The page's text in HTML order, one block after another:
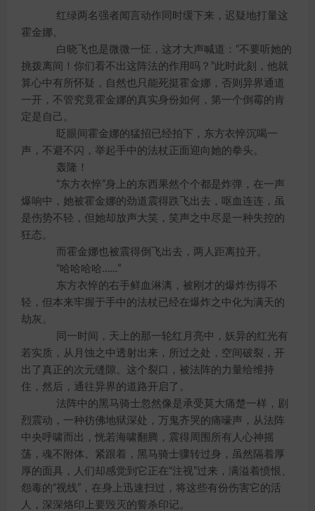
红绿两名强者闻言动作同时缓下来，迟疑地打量这
霍金娜。
白晓飞也是微微一怔，这才大声喊道：“不要听她的
挑拨离间！你们看不出这阵法的作用吗？”此时此刻，他就
算心中有所怀疑，自然也只能死挺霍金娜，否则异界通道
一开，不管究竟霍金娜的真实身份如何，第一个倒霉的肯
定是自己。
眨眼间霍金娜的猛招已经拍下，东方衣悴沉喝一
声，不避不闪，举起手中的法杖正面迎向她的拳头。
轰隆！
“东方衣悴”身上的东西果然个个都是炸弹，在一声
爆响中，她被霍金娜的劲道震得跌飞出去，呕血连连，虽
是伤势不轻，但她却放声大笑，笑声之中尽是一种失控的
狂态。
而霍金娜也被震得倒飞出去，两人距离拉开。
“哈哈哈哈……”
东方衣悴的右手鲜血淋漓，被刚才的爆炸伤得不
轻，但本来牢握于手中的法杖已经在爆炸之中化为满天的
劫灰。
同一时间，天上的那一轮红月亮中，妖异的红光有
若实质，从月蚀之中透射出来，所过之处，空间破裂，开
出了真正的次元缝隙。这个裂口，被法阵的力量给维持
住，然后，通往异界的道路开启了。
法阵中的黑马骑士忽然像是承受莫大痛楚一样，剧
烈震动，一种彷佛地狱深处，万鬼齐哭的痛嚎声，从法阵
中央呼啸而出，恍若海啸翻腾，震得周围所有人心神摇
荡，魂不附体。紧跟着，黑马骑士骤转过身，虽然隔着厚
厚的面具，人们却感觉到它正在“注视”过来，满溢着愤恨、
怨毒的“视线”，在身上迅速扫过，将这些有份伤害它的活
人，深深烙印上要毁灭的誓杀印记。